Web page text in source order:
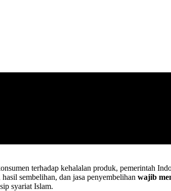
terhadap kehalalan produk, pemerintah
sembelihan, dan jasa penyembelihan wajib
syariat Islam.